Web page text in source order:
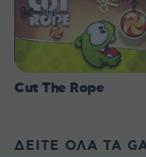
Cut The Rope
ΔΕΙΤΕ ΟΛΑ ΤΑ